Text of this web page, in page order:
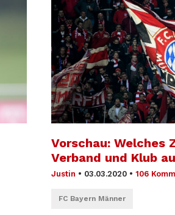
Vorschau: Welches
Verband und Klub
Justin • 03.03.2020 • 106
FC Bayern Männer